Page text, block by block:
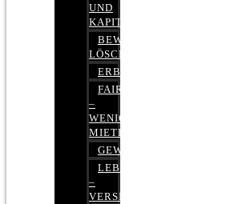
UND
KAPITALMARKTRECHT
BEWERTUNGEN
LÖSCHEN
ERBRECHT
FAIRMIETEN
–
WENIGER
MIETE
GEWERBERECHT
LEBENSVERSICHERUNG
–
VERSICHERUNGSRECHT